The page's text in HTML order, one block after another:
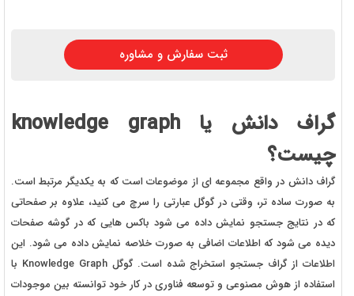
ثبت سفارش و مشاوره
گراف دانش یا knowledge graph
چیست؟
گراف دانش در واقع مجموعه ای از موضوعات است که به یکدیگر مرتبط است.
به صورت ساده تر، وقتی در گوگل عبارتی را سرچ می کنید، علاوه بر صفحاتی
که در نتایج جستجو نمایش داده می شود باکس هایی که در گوشه صفحات
دیده می شود که اطلاعات اضافی به صورت خلاصه نمایش داده می شود. این
اطلاعات از گراف جستجو استخراج شده است. گوگل Knowledge Graph با
استفاده از هوش مصنوعی و توسعه فناوری در کار خود توانسته بین موجودات